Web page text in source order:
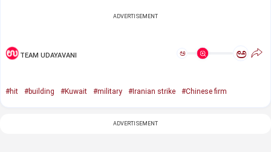
ADVERTISEMENT
TEAM UDAYAVANI ಅ ಅ
#hit #building #Kuwait #military #Iranian strike #Chinese firm
ADVERTISEMENT